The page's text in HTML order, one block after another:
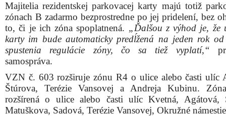
Majitelia rezidentskej parkovacej karty majú totiž
zónach B zadarmo bezprostredne po jej pridelení, bez
to, či je ich zóna spoplatnená. „Ďalšou z výhod je, že
karty im bude automaticky predĺžená na jeden rok
spustenia regulácie zóny, čo sa tiež vyplatí,“
samospráva.
VZN č. 603 rozširuje zónu R4 o ulice alebo časti ulíc
Štúrova, Terézie Vansovej a Andreja Kubinu.
rozšírená o ulice alebo časti ulíc Kvetná, Agátová,
Matuškova, Sadová, Terézie Vansovej, Okružné